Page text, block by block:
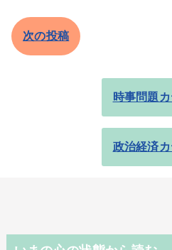
次の投稿
時事問題
政治経済カ